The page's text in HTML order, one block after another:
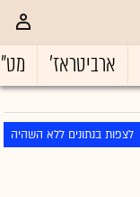
ארביטראז'
לצפות בנתונים ללא השהיה